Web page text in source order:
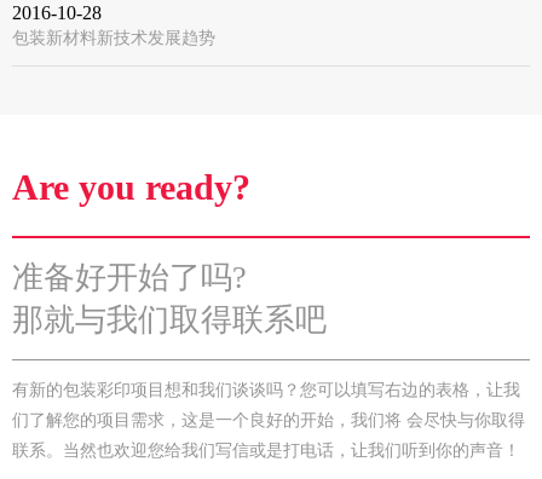
2016-10-28
包装新材料新技术发展趋势
Are you ready?
准备好开始了吗?
那就与我们取得联系吧
有新的包装彩印项目想和我们谈谈吗？您可以填写右边的表格，让我
们了解您的项目需求，这是一个良好的开始，我们将 会尽快与你取得
联系。当然也欢迎您给我们写信或是打电话，让我们听到你的声音！